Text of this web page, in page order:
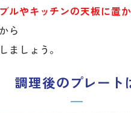
ルやキッチンの天板に置
ら
ましょう。
調理後のプレート